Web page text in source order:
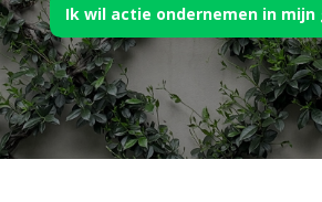
Ik wil actie ondernemen in mijn